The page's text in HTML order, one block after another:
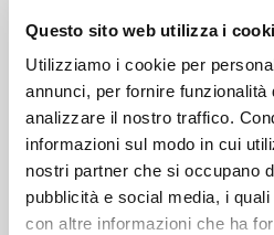
Questo sito web utilizza i
Utilizziamo i cookie per
annunci, per fornire
analizzare il nostro traffico.
informazioni sul modo in cui
nostri partner che si occupano
pubblicità e social media, i
con altre informazioni che ha
Pieces per carton